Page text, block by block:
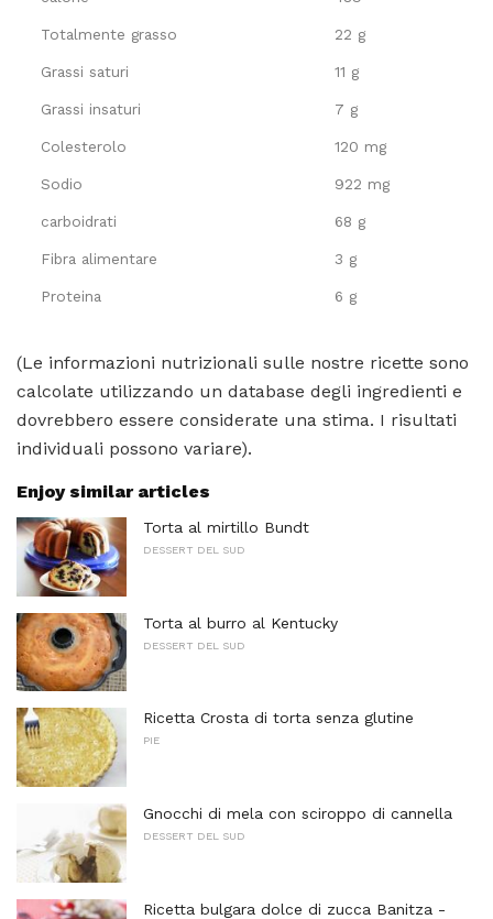
Totalmente grasso 22 g
Grassi saturi 11 g
Grassi insaturi 7 g
Colesterolo 120 mg
Sodio 922 mg
carboidrati 68 g
Fibra alimentare 3 g
Proteina 6 g
(Le informazioni nutrizionali sulle nostre ricette sono
calcolate utilizzando un database degli ingredienti e
dovrebbero essere considerate una stima. I risultati
individuali possono variare).
Enjoy similar articles
Torta al mirtillo Bundt
DESSERT DEL SUD
Torta al burro al Kentucky
DESSERT DEL SUD
Ricetta Crosta di torta senza glutine
PIE
Gnocchi di mela con sciroppo di cannella
DESSERT DEL SUD
Ricetta bulgara dolce di zucca Banitza -